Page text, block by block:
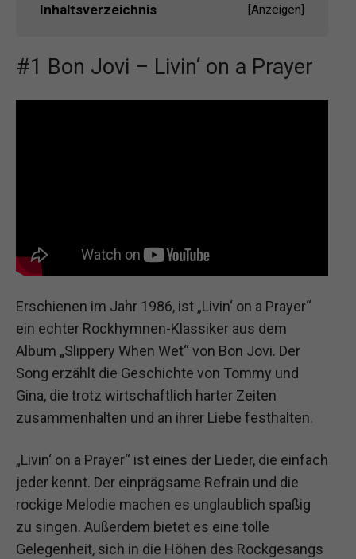
Inhaltsverzeichnis [Anzeigen]
#1 Bon Jovi – Livin‘ on a Prayer
Erschienen im Jahr 1986, ist „Livin‘ on a Prayer“
ein echter Rockhymnen-Klassiker aus dem
Album „Slippery When Wet“ von Bon Jovi. Der
Song erzählt die Geschichte von Tommy und
Gina, die trotz wirtschaftlich harter Zeiten
zusammenhalten und an ihrer Liebe festhalten.
„Livin‘ on a Prayer“ ist eines der Lieder, die einfach
jeder kennt. Der einprägsame Refrain und die
rockige Melodie machen es unglaublich spaßig
zu singen. Außerdem bietet es eine tolle
Gelegenheit, sich in die Höhen des Rockgesangs